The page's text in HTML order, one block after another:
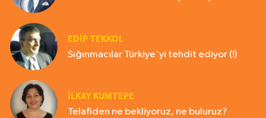
EDIP TEKKOL
Sığınmacılar Türkiye'yi tehdit ediyor (!)
İLKAY KUMTEPE
Telafiden ne bekliyoruz, ne buluruz?